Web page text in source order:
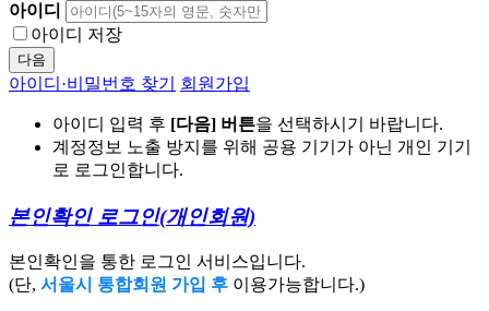
아이디
아이디 저장
다음
아이디·비밀번호 찾기 회원가입
아이디 입력 후 [다음] 버튼을 선택하시기 바랍니다.
계정정보 노출 방지를 위해 공용 기기가 아닌 개인 기기
로 로그인합니다.
본인확인 로그인(개인회원)
본인확인을 통한 로그인 서비스입니다.
(단, 서울시 통합회원 가입 후 이용가능합니다.)